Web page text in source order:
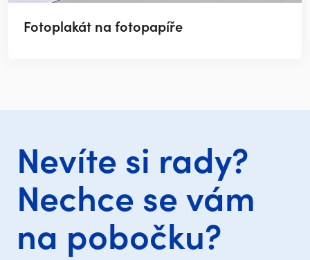
Fotoplakát na fotopapíře
Nevíte si rady?
Nechce se vám
na pobočku?